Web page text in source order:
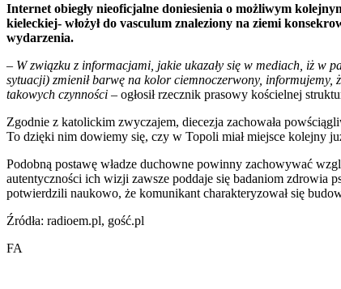
Internet obiegły nieoficjalne doniesienia o możliwym
kieleckiej- włożył do vasculum znaleziony na ziemi
wydarzenia.
– W związku z informacjami, jakie ukazały się w mediach, iż w
sytuacji) zmienił barwę na kolor ciemnoczerwony,
takowych czynności – ogłosił rzecznik prasowy kościelnej
Zgodnie z katolickim zwyczajem, diecezja zachowała
To dzięki nim dowiemy się, czy w Topoli miał miejsce kolejny
Podobną postawę władze duchowne powinny zachowywać
autentyczności ich wizji zawsze poddaje się badaniom zdrowia
potwierdzili naukowo, że komunikant charakteryzował się
Źródła: radioem.pl, gość.pl
FA